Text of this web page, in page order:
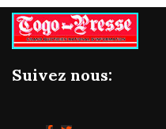
Suivez nous: